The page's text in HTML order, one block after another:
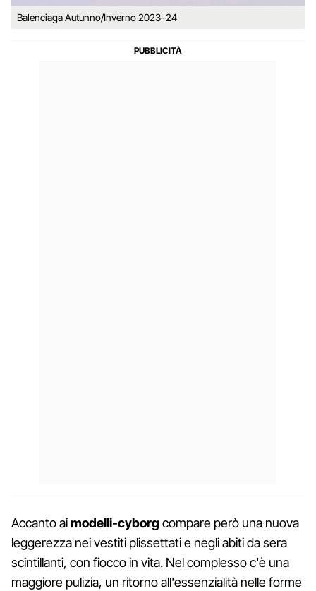
Balenciaga Autunno/Inverno 2023–24
Accanto aimodelli-cyborg compare però una nuova
leggerezza nei vestiti plissettati e negli abiti da sera
scintillanti, con fiocco in vita. Nel complesso c'è una
maggiore pulizia, un ritorno all'essenzialità nelle forme